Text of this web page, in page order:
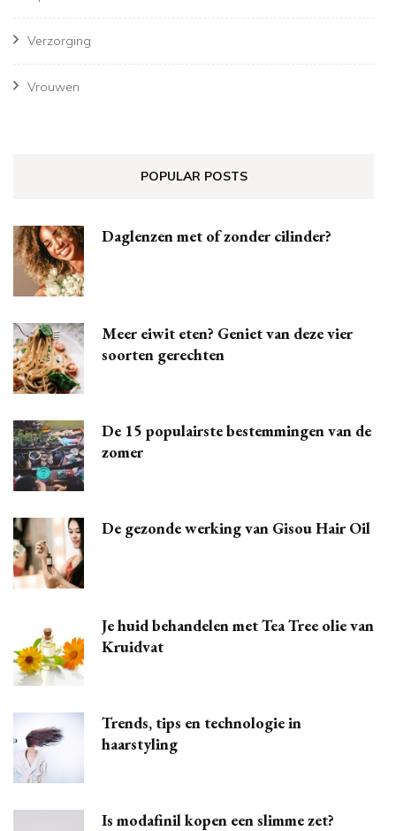
Verzorging
Vrouwen
POPULAR POSTS
Daglenzen met of zonder cilinder?
Meer eiwit eten? Geniet van deze vier
soorten gerechten
De 15 populairste bestemmingen van de
zomer
De gezonde werking van Gisou Hair Oil
Je huid behandelen met Tea Tree olie van
Kruidvat
Trends, tips en technologie in
haarstyling
Is modafinil kopen een slimme zet?